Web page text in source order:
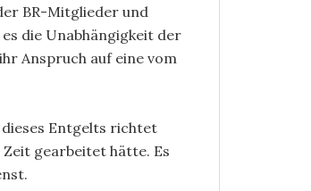
BR-Mitglieder und
die Unabhängigkeit der
Anspruch auf eine vom
Entgelts richtet
gearbeitet hätte. Es